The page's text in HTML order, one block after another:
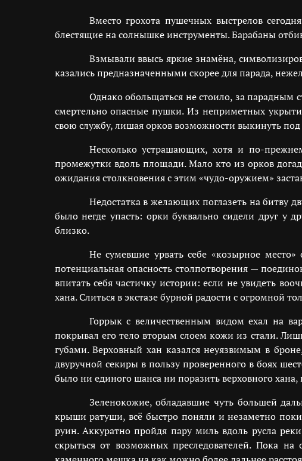
Вместо грохота пушечных выстрелов
блестящие на солнышке инструменты. Барабаны
Взмывали ввысь яркие знамёна,
казались предназначенными скорее для парада,
Однако обольщаться не стоило, за
смертельно опасные пушки. Из неприметных
свою службу, лишая орков возможности выкинуть
Несколько устрашающих, хотя и по-
промежутки вдоль площади. Мало кто из орков
ожидания столкновения с этим «чудо-оружием»
Недостатка в желающих поглазеть на битву
было негде упасть: орки буквально сидели друг у
близко.
Не сумевшие урвать себе «козырное
потенциальная опасность столпотворения —
впитать себя частичку истории: если не увидеть
хана. Слиться в экстазе бурной радости с огромной
Горрык с величественным видом ехал на
покрывал его тело вторым слоем кожи из стали.
губами. Верховный хан казался неуязвимым в
двуручной секиры в пользу проверенного в боях
было ни единого шанса ни поразить верховного
Зеленокожие, обладавшие чуть большей
крыши ратуши, всё быстро поняли и незаметно
руин. Аккуратно пройдя пару миль вдоль русла
скрыться от возможных преследователей. Пока